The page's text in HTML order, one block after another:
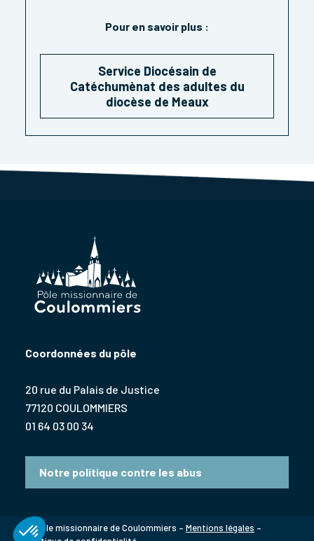
Pour en savoir plus :
Service Diocésain de
Catéchumènat des adultes du
diocèse de Meaux
Coordonnées du pôle
20 rue du Palais de Justice
77120 COULOMMIERS
01 64 03 00 34
Notre politique contre les abus
© Pôle missionnaire de Coulommiers – Mentions légales –